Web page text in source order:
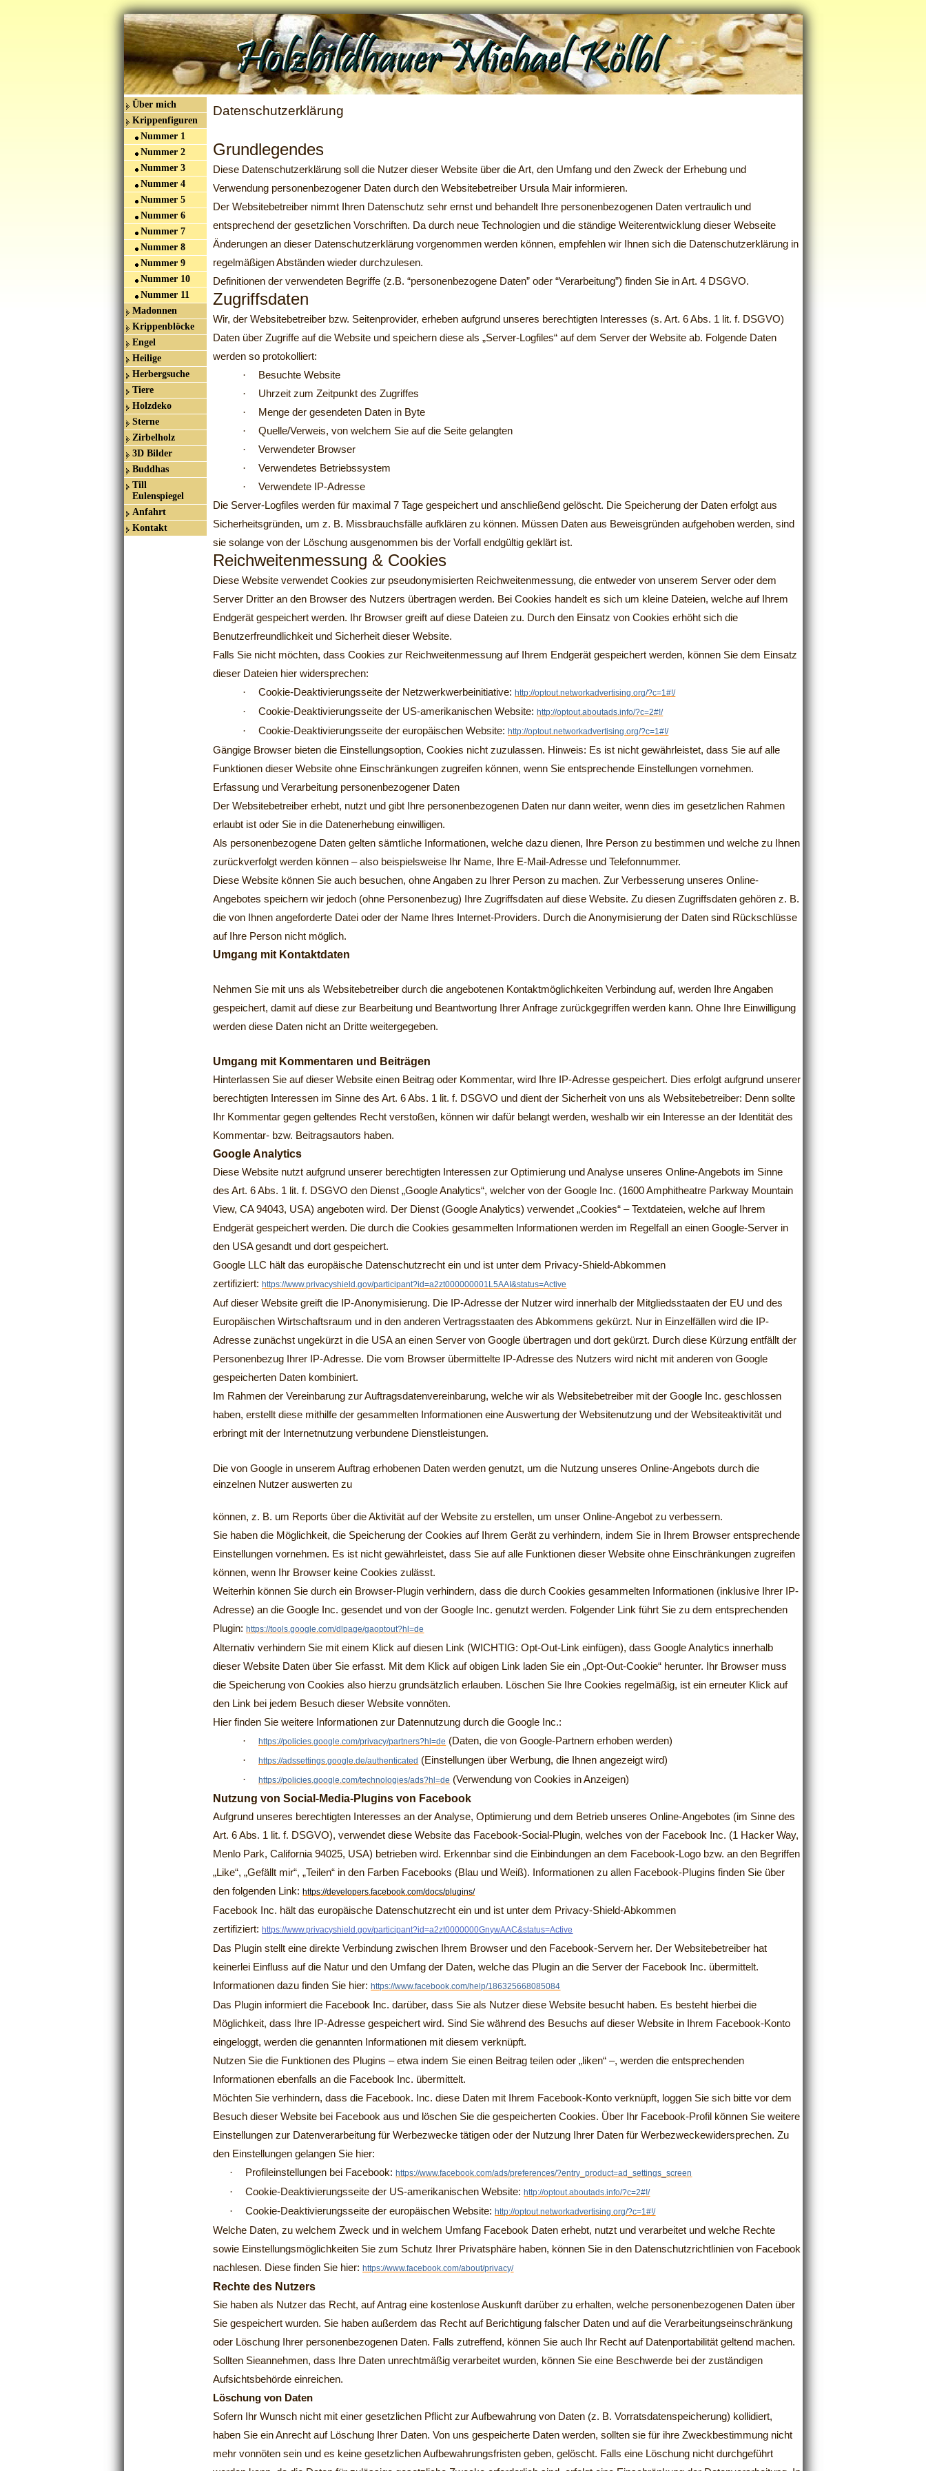
Über mich
Krippenfiguren
Nummer 1
Nummer 2
Nummer 3
Nummer 4
Nummer 5
Nummer 6
Nummer 7
Nummer 8
Nummer 9
Nummer 10
Nummer 11
Madonnen
Krippenblöcke
Engel
Heilige
Herbergsuche
Tiere
Holzdeko
Sterne
Zirbelholz
3D Bilder
Buddhas
Till
Eulenspiegel
Anfahrt
Kontakt
Datenschutzerklärung
Grundlegendes
Diese Datenschutzerklärung soll die Nutzer dieser Website über die Art, den Umfang und den Zweck der Erhebung und
Verwendung personenbezogener Daten durch den Websitebetreiber Ursula Mair informieren.
Der Websitebetreiber nimmt Ihren Datenschutz sehr ernst und behandelt Ihre personenbezogenen Daten vertraulich und
entsprechend der gesetzlichen Vorschriften. Da durch neue Technologien und die ständige Weiterentwicklung dieser Webseite
Änderungen an dieser Datenschutzerklärung vorgenommen werden können, empfehlen wir Ihnen sich die Datenschutzerklärung in
regelmäßigen Abständen wieder durchzulesen.
Definitionen der verwendeten Begriffe (z.B. “personenbezogene Daten” oder “Verarbeitung”) finden Sie in Art. 4 DSGVO.
Zugriffsdaten
Wir, der Websitebetreiber bzw. Seitenprovider, erheben aufgrund unseres berechtigten Interesses (s. Art. 6 Abs. 1 lit. f. DSGVO)
Daten über Zugriffe auf die Website und speichern diese als „Server-Logfiles“ auf dem Server der Website ab. Folgende Daten
werden so protokolliert:
·
Besuchte Website
·
Uhrzeit zum Zeitpunkt des Zugriffes
·
Menge der gesendeten Daten in Byte
·
Quelle/Verweis, von welchem Sie auf die Seite gelangten
·
Verwendeter Browser
·
Verwendetes Betriebssystem
·
Verwendete IP-Adresse
Die Server-Logfiles werden für maximal 7 Tage gespeichert und anschließend gelöscht. Die Speicherung der Daten erfolgt aus
Sicherheitsgründen, um z. B. Missbrauchsfälle aufklären zu können. Müssen Daten aus Beweisgründen aufgehoben werden, sind
sie solange von der Löschung ausgenommen bis der Vorfall endgültig geklärt ist.
Reichweitenmessung & Cookies
Diese Website verwendet Cookies zur pseudonymisierten Reichweitenmessung, die entweder von unserem Server oder dem
Server Dritter an den Browser des Nutzers übertragen werden. Bei Cookies handelt es sich um kleine Dateien, welche auf Ihrem
Endgerät gespeichert werden. Ihr Browser greift auf diese Dateien zu. Durch den Einsatz von Cookies erhöht sich die
Benutzerfreundlichkeit und Sicherheit dieser Website.
Falls Sie nicht möchten, dass Cookies zur Reichweitenmessung auf Ihrem Endgerät gespeichert werden, können Sie dem Einsatz
dieser Dateien hier widersprechen:
·
Cookie-Deaktivierungsseite der Netzwerkwerbeinitiative: http://optout.networkadvertising.org/?c=1#!/
· Cookie-Deaktivierungsseite der US-amerikanischen Website: http://optout.aboutads.info/?c=2#!/
· Cookie-Deaktivierungsseite der europäischen Website: http://optout.networkadvertising.org/?c=1#!/
Gängige Browser bieten die Einstellungsoption, Cookies nicht zuzulassen. Hinweis: Es ist nicht gewährleistet, dass Sie auf alle
Funktionen dieser Website ohne Einschränkungen zugreifen können, wenn Sie entsprechende Einstellungen vornehmen.
Erfassung und Verarbeitung personenbezogener Daten
Der Websitebetreiber erhebt, nutzt und gibt Ihre personenbezogenen Daten nur dann weiter, wenn dies im gesetzlichen Rahmen
erlaubt ist oder Sie in die Datenerhebung einwilligen.
Als personenbezogene Daten gelten sämtliche Informationen, welche dazu dienen, Ihre Person zu bestimmen und welche zu Ihnen
zurückverfolgt werden können – also beispielsweise Ihr Name, Ihre E-Mail-Adresse und Telefonnummer.
Diese Website können Sie auch besuchen, ohne Angaben zu Ihrer Person zu machen. Zur Verbesserung unseres Online-
Angebotes speichern wir jedoch (ohne Personenbezug) Ihre Zugriffsdaten auf diese Website. Zu diesen Zugriffsdaten gehören z. B.
die von Ihnen angeforderte Datei oder der Name Ihres Internet-Providers. Durch die Anonymisierung der Daten sind Rückschlüsse
auf Ihre Person nicht möglich.
Umgang mit Kontaktdaten
Nehmen Sie mit uns als Websitebetreiber durch die angebotenen Kontaktmöglichkeiten Verbindung auf, werden Ihre Angaben
gespeichert, damit auf diese zur Bearbeitung und Beantwortung Ihrer Anfrage zurückgegriffen werden kann. Ohne Ihre Einwilligung
werden diese Daten nicht an Dritte weitergegeben.
Umgang mit Kommentaren und Beiträgen
Hinterlassen Sie auf dieser Website einen Beitrag oder Kommentar, wird Ihre IP-Adresse gespeichert. Dies erfolgt aufgrund unserer
berechtigten Interessen im Sinne des Art. 6 Abs. 1 lit. f. DSGVO und dient der Sicherheit von uns als Websitebetreiber: Denn sollte
Ihr Kommentar gegen geltendes Recht verstoßen, können wir dafür belangt werden, weshalb wir ein Interesse an der Identität des
Kommentar- bzw. Beitragsautors haben.
Google Analytics
Diese Website nutzt aufgrund unserer berechtigten Interessen zur Optimierung und Analyse unseres Online-Angebots im Sinne
des Art. 6 Abs. 1 lit. f. DSGVO den Dienst „Google Analytics“, welcher von der Google Inc. (1600 Amphitheatre Parkway Mountain
View, CA 94043, USA) angeboten wird. Der Dienst (Google Analytics) verwendet „Cookies“ – Textdateien, welche auf Ihrem
Endgerät gespeichert werden. Die durch die Cookies gesammelten Informationen werden im Regelfall an einen Google-Server in
den USA gesandt und dort gespeichert.
Google LLC hält das europäische Datenschutzrecht ein und ist unter dem Privacy-Shield-Abkommen
zertifiziert: https://www.privacyshield.gov/participant?id=a2zt000000001L5AAI&status=Active
Auf dieser Website greift die IP-Anonymisierung. Die IP-Adresse der Nutzer wird innerhalb der Mitgliedsstaaten der EU und des
Europäischen Wirtschaftsraum und in den anderen Vertragsstaaten des Abkommens gekürzt. Nur in Einzelfällen wird die IP-
Adresse zunächst ungekürzt in die USA an einen Server von Google übertragen und dort gekürzt. Durch diese Kürzung entfällt der
Personenbezug Ihrer IP-Adresse. Die vom Browser übermittelte IP-Adresse des Nutzers wird nicht mit anderen von Google
gespeicherten Daten kombiniert.
Im Rahmen der Vereinbarung zur Auftragsdatenvereinbarung, welche wir als Websitebetreiber mit der Google Inc. geschlossen
haben, erstellt diese mithilfe der gesammelten Informationen eine Auswertung der Websitenutzung und der Websiteaktivität und
erbringt mit der Internetnutzung verbundene Dienstleistungen.
Die von Google in unserem Auftrag erhobenen Daten werden genutzt, um die Nutzung unseres Online-Angebots durch die
einzelnen Nutzer auswerten zu
können, z. B. um Reports über die Aktivität auf der Website zu erstellen, um unser Online-Angebot zu verbessern.
Sie haben die Möglichkeit, die Speicherung der Cookies auf Ihrem Gerät zu verhindern, indem Sie in Ihrem Browser entsprechende
Einstellungen vornehmen. Es ist nicht gewährleistet, dass Sie auf alle Funktionen dieser Website ohne Einschränkungen zugreifen
können, wenn Ihr Browser keine Cookies zulässt.
Weiterhin können Sie durch ein Browser-Plugin verhindern, dass die durch Cookies gesammelten Informationen (inklusive Ihrer IP-
Adresse) an die Google Inc. gesendet und von der Google Inc. genutzt werden. Folgender Link führt Sie zu dem entsprechenden
Plugin: https://tools.google.com/dlpage/gaoptout?hl=de
Alternativ verhindern Sie mit einem Klick auf diesen Link (WICHTIG: Opt-Out-Link einfügen), dass Google Analytics innerhalb
dieser Website Daten über Sie erfasst. Mit dem Klick auf obigen Link laden Sie ein „Opt-Out-Cookie“ herunter. Ihr Browser muss
die Speicherung von Cookies also hierzu grundsätzlich erlauben. Löschen Sie Ihre Cookies regelmäßig, ist ein erneuter Klick auf
den Link bei jedem Besuch dieser Website vonnöten.
Hier finden Sie weitere Informationen zur Datennutzung durch die Google Inc.:
·
https://policies.google.com/privacy/partners?hl=de (Daten, die von Google-Partnern erhoben werden)
·
https://adssettings.google.de/authenticated (Einstellungen über Werbung, die Ihnen angezeigt wird)
·
https://policies.google.com/technologies/ads?hl=de (Verwendung von Cookies in Anzeigen)
Nutzung von Social-Media-Plugins von Facebook
Aufgrund unseres berechtigten Interesses an der Analyse, Optimierung und dem Betrieb unseres Online-Angebotes (im Sinne des
Art. 6 Abs. 1 lit. f. DSGVO), verwendet diese Website das Facebook-Social-Plugin, welches von der Facebook Inc. (1 Hacker Way,
Menlo Park, California 94025, USA) betrieben wird. Erkennbar sind die Einbindungen an dem Facebook-Logo bzw. an den Begriffen
„Like“, „Gefällt mir“, „Teilen“ in den Farben Facebooks (Blau und Weiß). Informationen zu allen Facebook-Plugins finden Sie über
den folgenden Link: https://developers.facebook.com/docs/plugins/
Facebook Inc. hält das europäische Datenschutzrecht ein und ist unter dem Privacy-Shield-Abkommen
zertifiziert: https://www.privacyshield.gov/participant?id=a2zt0000000GnywAAC&status=Active
Das Plugin stellt eine direkte Verbindung zwischen Ihrem Browser und den Facebook-Servern her. Der Websitebetreiber hat
keinerlei Einfluss auf die Natur und den Umfang der Daten, welche das Plugin an die Server der Facebook Inc. übermittelt.
Informationen dazu finden Sie hier: https://www.facebook.com/help/186325668085084
Das Plugin informiert die Facebook Inc. darüber, dass Sie als Nutzer diese Website besucht haben. Es besteht hierbei die
Möglichkeit, dass Ihre IP-Adresse gespeichert wird. Sind Sie während des Besuchs auf dieser Website in Ihrem Facebook-Konto
eingeloggt, werden die genannten Informationen mit diesem verknüpft.
Nutzen Sie die Funktionen des Plugins – etwa indem Sie einen Beitrag teilen oder „liken“ –, werden die entsprechenden
Informationen ebenfalls an die Facebook Inc. übermittelt.
Möchten Sie verhindern, dass die Facebook. Inc. diese Daten mit Ihrem Facebook-Konto verknüpft, loggen Sie sich bitte vor dem
Besuch dieser Website bei Facebook aus und löschen Sie die gespeicherten Cookies. Über Ihr Facebook-Profil können Sie weitere
Einstellungen zur Datenverarbeitung für Werbezwecke tätigen oder der Nutzung Ihrer Daten für Werbezweckewidersprechen. Zu
den Einstellungen gelangen Sie hier:
·
Profileinstellungen bei Facebook: https://www.facebook.com/ads/preferences/?entry_product=ad_settings_screen
· Cookie-Deaktivierungsseite der US-amerikanischen Website: http://optout.aboutads.info/?c=2#!/
· Cookie-Deaktivierungsseite der europäischen Website: http://optout.networkadvertising.org/?c=1#!/
Welche Daten, zu welchem Zweck und in welchem Umfang Facebook Daten erhebt, nutzt und verarbeitet und welche Rechte
sowie Einstellungsmöglichkeiten Sie zum Schutz Ihrer Privatsphäre haben, können Sie in den Datenschutzrichtlinien von Facebook
nachlesen. Diese finden Sie hier: https://www.facebook.com/about/privacy/
Rechte des Nutzers
Sie haben als Nutzer das Recht, auf Antrag eine kostenlose Auskunft darüber zu erhalten, welche personenbezogenen Daten über
Sie gespeichert wurden. Sie haben außerdem das Recht auf Berichtigung falscher Daten und auf die Verarbeitungseinschränkung
oder Löschung Ihrer personenbezogenen Daten. Falls zutreffend, können Sie auch Ihr Recht auf Datenportabilität geltend machen.
Sollten Sieannehmen, dass Ihre Daten unrechtmäßig verarbeitet wurden, können Sie eine Beschwerde bei der zuständigen
Aufsichtsbehörde einreichen.
Löschung von Daten
Sofern Ihr Wunsch nicht mit einer gesetzlichen Pflicht zur Aufbewahrung von Daten (z. B. Vorratsdatenspeicherung) kollidiert,
haben Sie ein Anrecht auf Löschung Ihrer Daten. Von uns gespeicherte Daten werden, sollten sie für ihre Zweckbestimmung nicht
mehr vonnöten sein und es keine gesetzlichen Aufbewahrungsfristen geben, gelöscht. Falls eine Löschung nicht durchgeführt